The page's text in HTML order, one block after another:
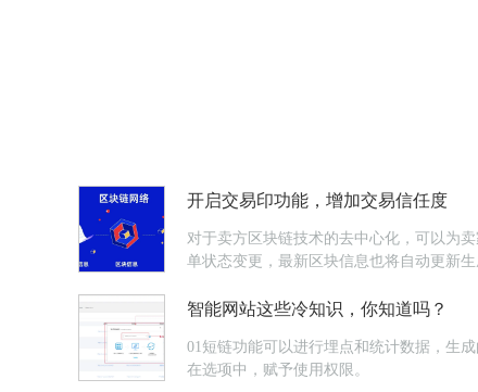
开启交易印功能，增加交易信任度
对于卖方区块链技术的去中心化，可以为
单状态变更，最新区块信息也将自动更新生
智能网站这些冷知识，你知道吗？
01短链功能可以进行埋点和统计数据，生
在选项中，赋予使用权限。